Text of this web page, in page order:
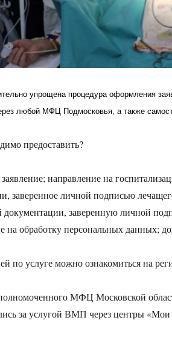
упрощена процедура оформления
любой МФЦ Подмосковья, а также
предоставить?
направление на
заверенное личной подписью
заверенную личной
на обработку персональных данных;
по услуге можно ознакомиться на
МФЦ Московской
за услугой ВМП через центры